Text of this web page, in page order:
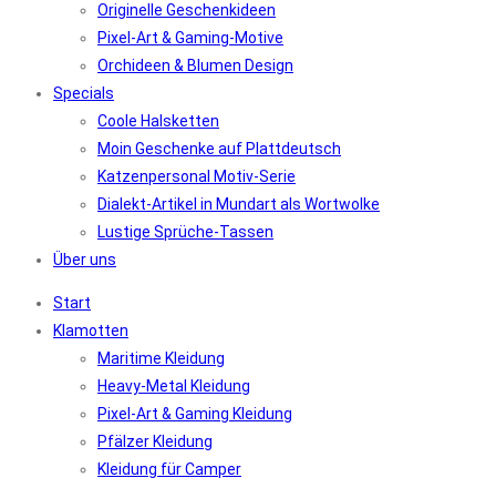
Originelle Geschenkideen
Pixel-Art & Gaming-Motive
Orchideen & Blumen Design
Specials
Coole Halsketten
Moin Geschenke auf Plattdeutsch
Katzenpersonal Motiv-Serie
Dialekt-Artikel in Mundart als Wortwolke
Lustige Sprüche-Tassen
Über uns
Start
Klamotten
Maritime Kleidung
Heavy-Metal Kleidung
Pixel-Art & Gaming Kleidung
Pfälzer Kleidung
Kleidung für Camper